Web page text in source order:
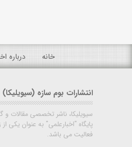
خانه درباره
انتشارات بوم سازه (سیویلیکا)
سیویلیکا، ناشر تخصصی مقالات
پایگاه "اخبارعلمی" به عنوان یکی
فعالیت می باشد.